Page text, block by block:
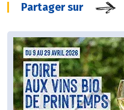
Partager sur